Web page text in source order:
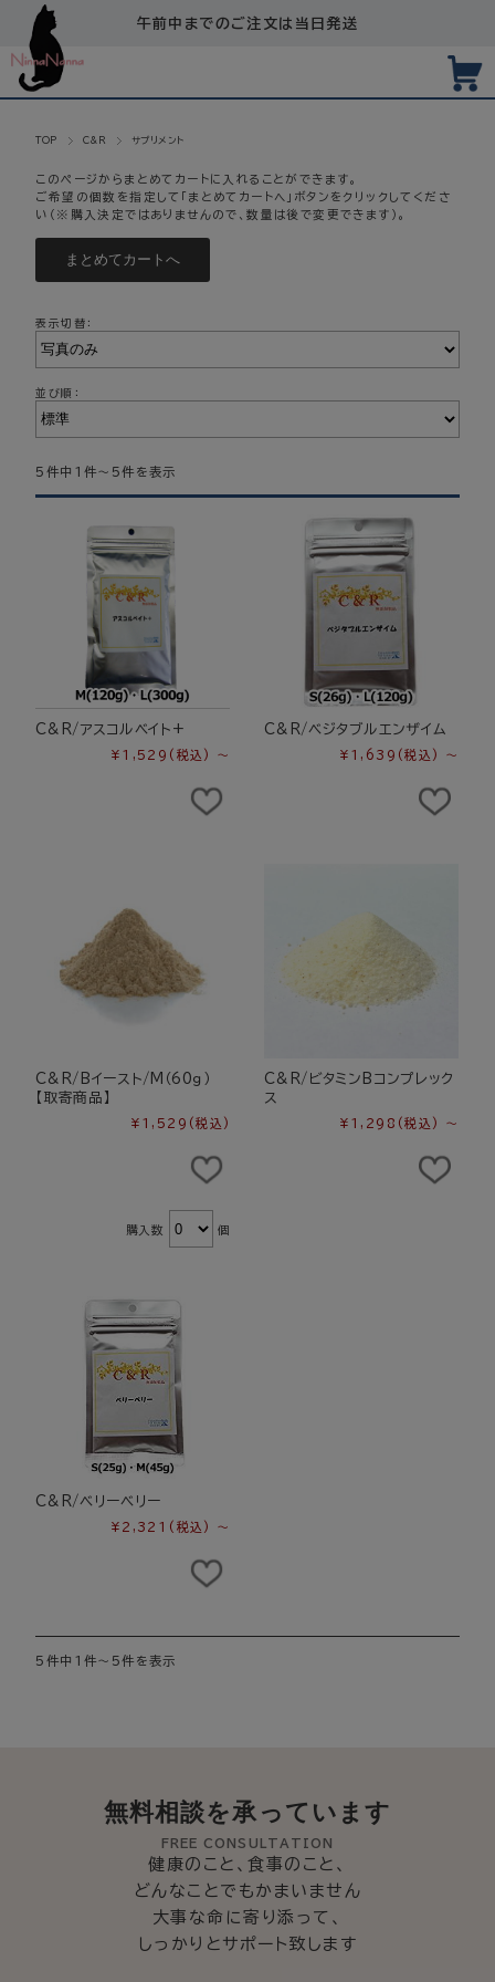
午前中までのご注文は当日発送
TOP C&R サプリメント
このページからまとめてカートに入れることができます。
ご希望の個数を指定して「まとめてカートへ」ボタンをクリックしてくださ
い（※購入決定ではありませんので、数量は後で変更できます）。
表示切替：
並び順：
5件中1件～5件を表示
C&R/アスコルベイト+
¥1,529 (税込) ～
C&R/ベジタブルエンザイム
¥1,639 (税込) ～
C&R/Bイースト/M（60ｇ）
【取寄商品】
¥1,529 (税込)
購入数 個
C&R/ビタミンBコンプレック
ス
¥1,298 (税込) ～
C&R/ベリーベリー
¥2,321 (税込) ～
5件中1件～5件を表示
無料相談を承っています
FREE CONSULTATION
健康のこと、食事のこと、
どんなことでもかまいません
大事な命に寄り添って、
しっかりとサポート致します